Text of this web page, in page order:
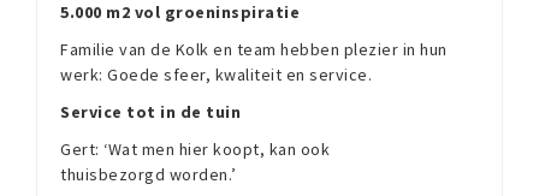
5.000 m2 vol groeninspiratie
Familie van de Kolk en team hebben plezier in hun
werk: Goede sfeer, kwaliteit en service.
Service tot in de tuin
Gert: ‘Wat men hier koopt, kan ook
thuisbezorgd worden.’